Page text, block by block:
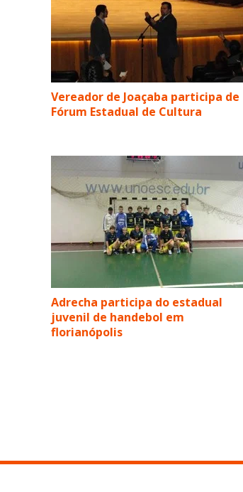
Vereador de Joaçaba participa de
Fórum Estadual de Cultura
Adrecha participa do estadual
juvenil de handebol em
florianópolis